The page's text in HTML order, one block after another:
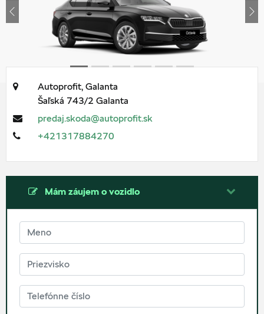
Previous
Autoprofit, Galanta
Šaľská 743/2 Galanta
predaj.skoda@autoprofit.sk
+421317884270
Mám záujem o vozidlo